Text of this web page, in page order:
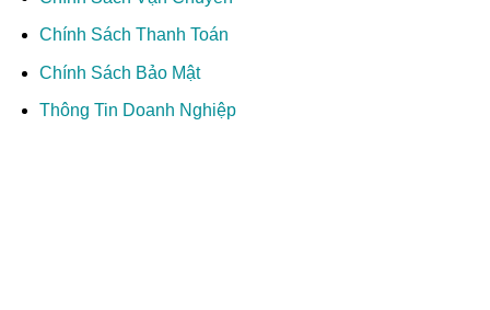
Chính Sách Thanh Toán
Chính Sách Bảo Mật
Thông Tin Doanh Nghiệp